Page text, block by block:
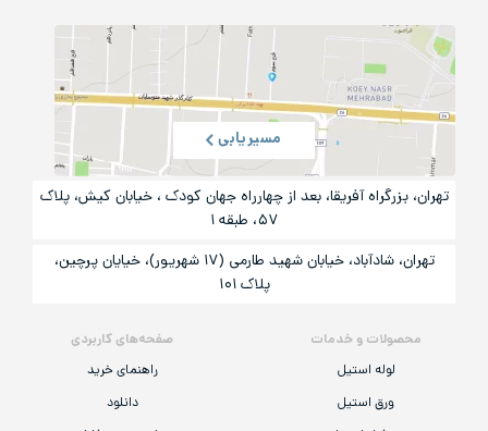
محصولات و خدمات
لوله استیل
ورق استیل
صفحه‌های کاربردی
راهنمای خرید
دانلود
مسیریابی
تهران، بزرگراه آفریقا، بعد از چهارراه جهان کودک ، خیابان کیش، پلاک
۵۷، طبقه ۱
تهران، شادآباد، خیابان شهید طارمی (۱۷ شهریور)، خیایان پرچین،
پلاک ۱۰۱